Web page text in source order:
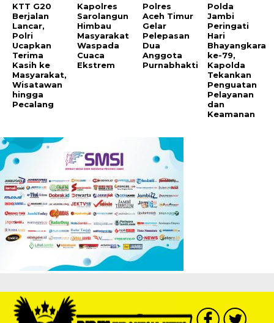
KTT G20
Berjalan
Lancar,
Polri
Ucapkan
Terima
Kasih ke
Masyarakat,
Wisatawan
hingga
Pecalang
Kapolres
Sarolangun
Himbau
Masyarakat
Waspada
Cuaca
Ekstrem
Polres
Aceh Timur
Gelar
Pelepasan
Dua
Anggota
Purnabhakti
Polda
Jambi
Peringati
Hari
Bhayangkara
ke-79,
Kapolda
Tekankan
Penguatan
Pelayanan
dan
Keamanan